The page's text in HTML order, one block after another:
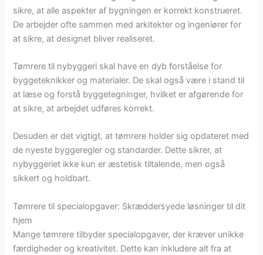
sikre, at alle aspekter af bygningen er korrekt konstrueret.
De arbejder ofte sammen med arkitekter og ingeniører for
at sikre, at designet bliver realiseret.
Tømrere til nybyggeri skal have en dyb forståelse for
byggeteknikker og materialer. De skal også være i stand til
at læse og forstå byggetegninger, hvilket er afgørende for
at sikre, at arbejdet udføres korrekt.
Desuden er det vigtigt, at tømrere holder sig opdateret med
de nyeste byggeregler og standarder. Dette sikrer, at
nybyggeriet ikke kun er æstetisk tiltalende, men også
sikkert og holdbart.
Tømrere til specialopgaver: Skræddersyede løsninger til dit
hjem
Mange tømrere tilbyder specialopgaver, der kræver unikke
færdigheder og kreativitet. Dette kan inkludere alt fra at